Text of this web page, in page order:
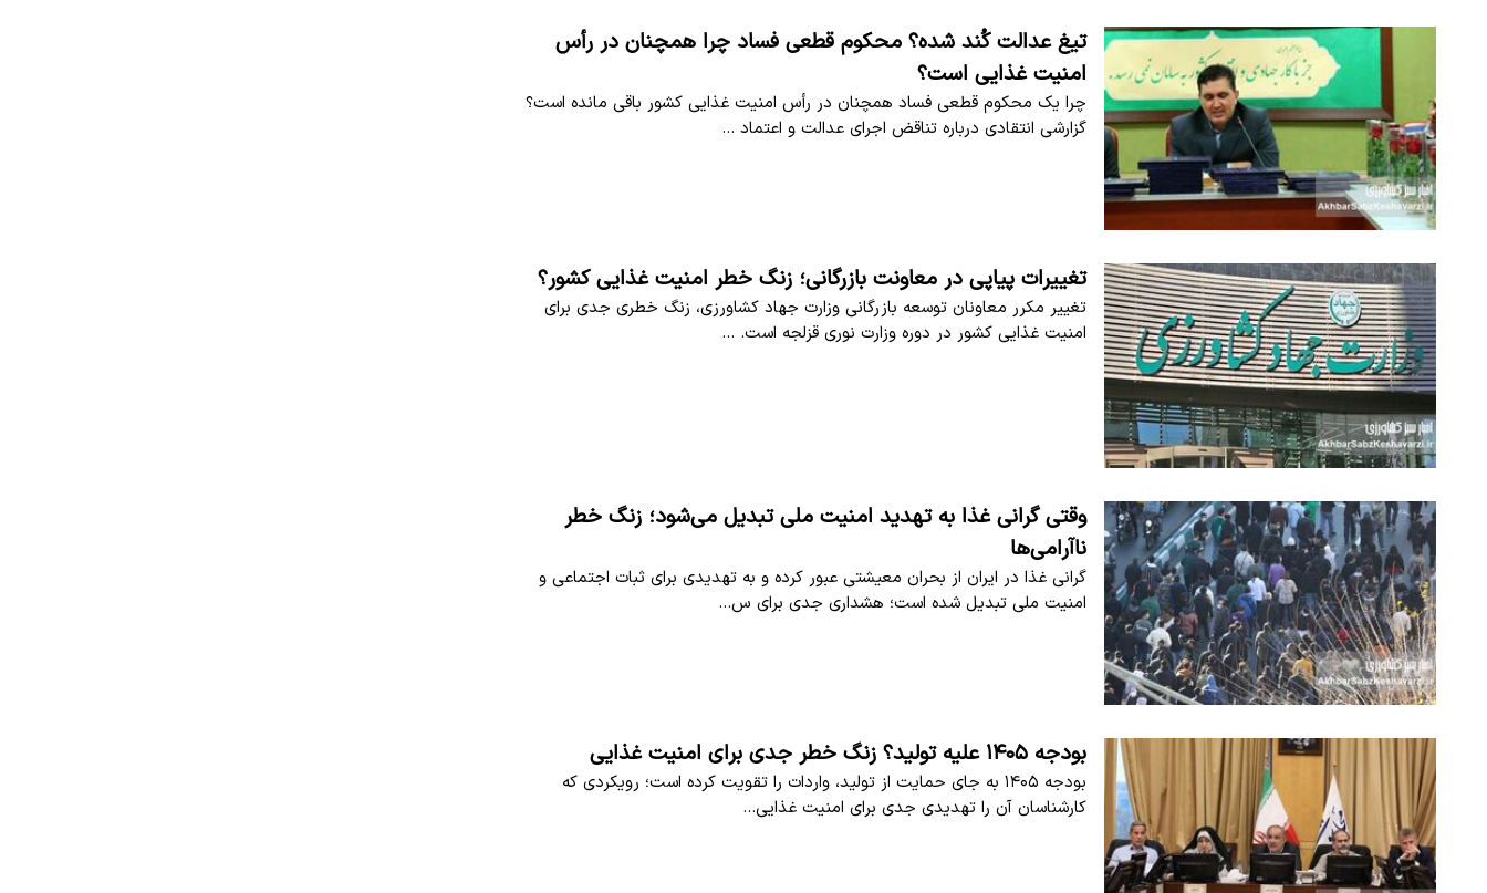
تیغ عدالت کُند شده؟ محکوم قطعی فساد چرا همچنان در رأس
امنیت غذایی است؟
چرا یک محکوم قطعی فساد همچنان در رأس امنیت غذایی کشور باقی مانده است؟
گزارشی انتقادی درباره تناقض اجرای عدالت و اعتماد …
تغییرات پیاپی در معاونت بازرگانی؛ زنگ خطر امنیت غذایی کشور؟
تغییر مکرر معاونان توسعه بازرگانی وزارت جهاد کشاورزی، زنگ خطری جدی برای
امنیت غذایی کشور در دوره وزارت نوری قزلجه است. …
وقتی گرانی غذا به تهدید امنیت ملی تبدیل می‌شود؛ زنگ خطر
ناآرامی‌ها
گرانی غذا در ایران از بحران معیشتی عبور کرده و به تهدیدی برای ثبات اجتماعی و
امنیت ملی تبدیل شده است؛ هشداری جدی برای س…
بودجه ۱۴۰۵ علیه تولید؟ زنگ خطر جدی برای امنیت غذایی
​بودجه ۱۴۰۵ به جای حمایت از تولید، واردات را تقویت کرده است؛ رویکردی که
کارشناسان آن را تهدیدی جدی برای امنیت غذایی…